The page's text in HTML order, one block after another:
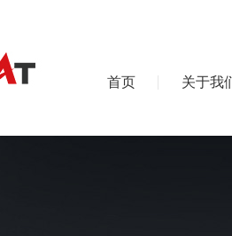
首页 关于我